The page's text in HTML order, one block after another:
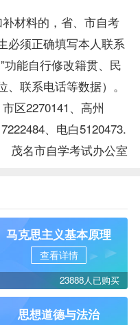
材料的，省、市自考
必须正确填写本人联系
功能自行修改籍贯、民
联系电话等数据）。
区2270141、高州
、电白5120473.
名市自学考试办公室
马克思主义基本原理
查看详情
23888人已购买
思想道德与法治